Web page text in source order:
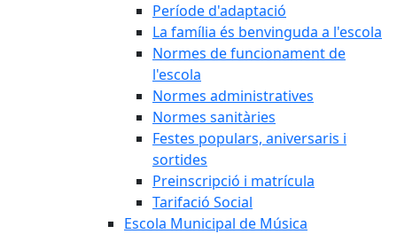
Període d'adaptació
La família és benvinguda a l'escola
Normes de funcionament de
l'escola
Normes administratives
Normes sanitàries
Festes populars, aniversaris i
sortides
Preinscripció i matrícula
Tarifació Social
Escola Municipal de Música